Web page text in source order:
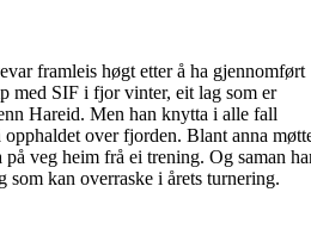
framleis høgt etter å ha gjennomført
med SIF i fjor vinter, eit lag som er
Hareid. Men han knytta i alle fall
over fjorden. Blant anna
veg heim frå ei trening. Og saman
som kan overraske i årets turnering.